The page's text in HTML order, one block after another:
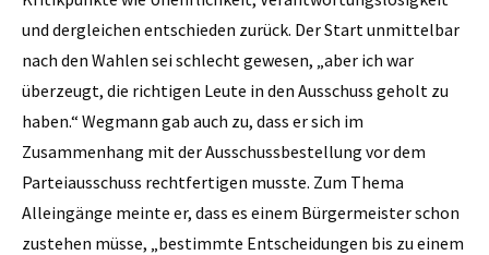
und dergleichen entschieden zurück. Der Start unmittelbar
nach den Wahlen sei schlecht gewesen, „aber ich war
überzeugt, die richtigen Leute in den Ausschuss geholt zu
haben.“ Wegmann gab auch zu, dass er sich im
Zusammenhang mit der Ausschussbestellung vor dem
Parteiausschuss rechtfertigen musste. Zum Thema
Alleingänge meinte er, dass es einem Bürgermeister schon
zustehen müsse, „bestimmte Entscheidungen bis zu einem